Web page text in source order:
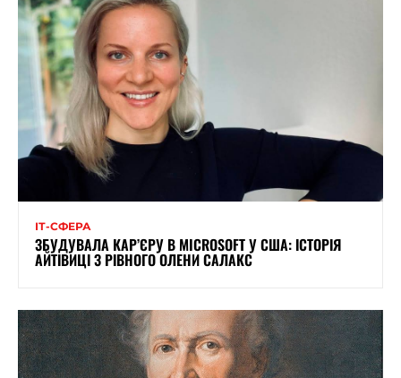
ІТ-СФЕРА
ЗБУДУВАЛА КАР’ЄРУ В MICROSOFT У США: ІСТОРІЯ
АЙТІВИЦІ З РІВНОГО ОЛЕНИ САЛАКС